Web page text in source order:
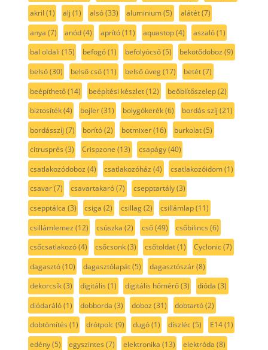
akril (1) alj (1) alsó(33) aluminium(5) alátét(7)
anya (7) anód(4) aprító(11) aquastop(4) aszaló(1)
bal oldali (15) befogó(1) befolyócső(5) bekötődoboz (9)
belső(30) belső cső(11) belső üveg(17) betét(7)
beépíthető(14) beépítési készlet(12) beőblítőszelep(2)
biztosíték(4) bojler(31) bolygókerék(6) bordás szíj (21)
bordásszíj (7) borító(2) botmixer(16) burkolat(5)
citrusprés (3) Crispzone (13) csapágy(40)
csatlakozódoboz (4) csatlakozóház (4) csatlakozóidom(1)
csavar(7) csavartakaró(7) csepptartály(3)
csepptálca (3) csiga (2) csillag(2) csillámlap(11)
csillámlemez (12) csúszka (2) cső(49) csőbilincs (6)
csőcsatlakozó(4) csőcsonk(3) csőtoldat(1) Cyclonic(7)
dagasztó(10) dagasztólapát(5) dagasztószár(8)
dekorcsík(3) digitális (1) digitális hőmérő(3) dióda (3)
diódaráló(1) dobborda (3) doboz (31) dobtartó(2)
dobtömítés (1) drótpolc(9) dugó(1) díszléc(5) E14(1)
edény(5) egyszintes (7) elektronika (13) elektróda (8)